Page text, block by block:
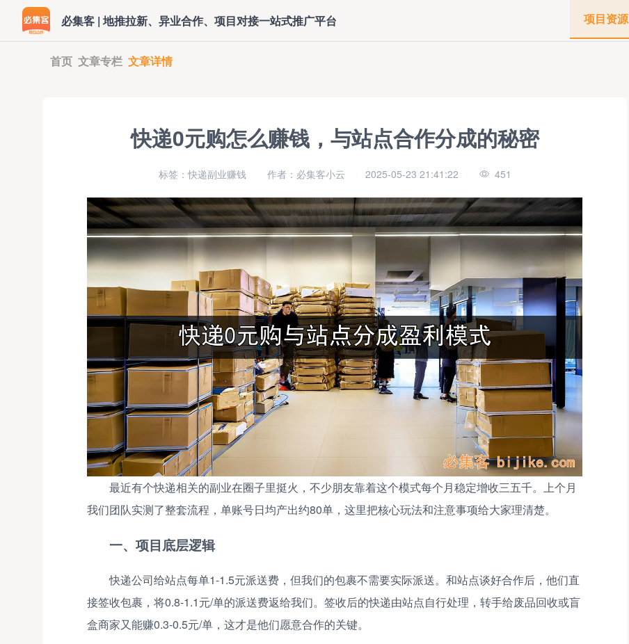
必集客 | 地推拉新、异业合作、项目对接一站式推广平台 项目资源
首页 文章专栏 文章详情
快递0元购怎么赚钱，与站点合作分成的秘密
标签：快递副业赚钱 作者：必集客小云 2025-05-23 21:41:22 451
最近有个快递相关的副业在圈子里挺火，不少朋友靠着这个模式每个月稳定增收三五千。上个月
我们团队实测了整套流程，单账号日均产出约80单，这里把核心玩法和注意事项给大家理清楚。
一、项目底层逻辑
快递公司给站点每单1-1.5元派送费，但我们的包裹不需要实际派送。和站点谈好合作后，他们直
接签收包裹，将0.8-1.1元/单的派送费返给我们。签收后的快递由站点自行处理，转手给废品回收或盲
盒商家又能赚0.3-0.5元/单，这才是他们愿意合作的关键。